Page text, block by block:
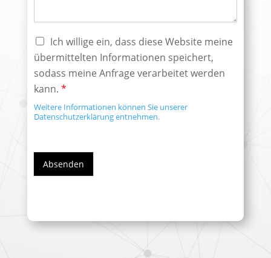
Ich willige ein, dass diese Website meine
übermittelten Informationen speichert,
sodass meine Anfrage verarbeitet werden
kann. *
Weitere Informationen können Sie unserer
Datenschutzerklärung entnehmen.
Absenden